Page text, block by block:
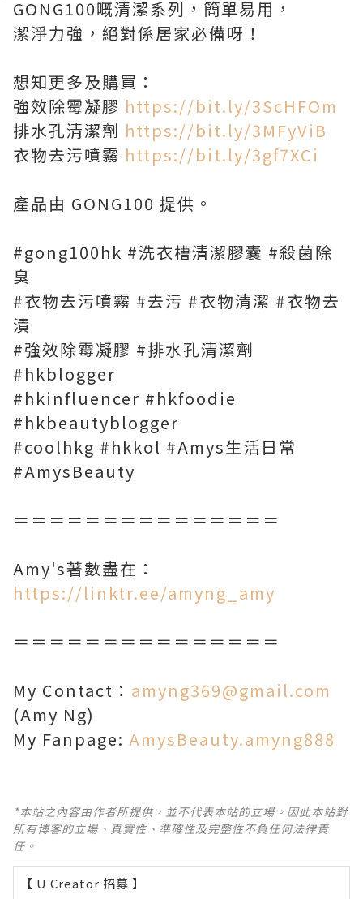
GONG100嘅清潔系列，簡單易用，
潔淨力強，絕對係居家必備呀！
想知更多及購買：
強效除霉凝膠 https://bit.ly/3ScHFOm
排水孔清潔劑 https://bit.ly/3MFyViB
衣物去污噴霧 https://bit.ly/3gf7XCi
產品由 GONG100 提供。
#gong100hk #洗衣槽清潔膠囊 #殺菌除
臭
#衣物去污噴霧 #去污 #衣物清潔 #衣物去
漬
#強效除霉凝膠 #排水孔清潔劑
#hkblogger
#hkinfluencer #hkfoodie
#hkbeautyblogger
#coolhkg #hkkol #Amys生活日常
#AmysBeauty
＝＝＝＝＝＝＝＝＝＝＝＝＝＝＝
Amy's著數盡在：
https://linktr.ee/amyng_amy
＝＝＝＝＝＝＝＝＝＝＝＝＝＝＝
My Contact： amyng369@gmail.com
(Amy Ng)
My Fanpage: AmysBeauty.amyng888
*本站之內容由作者所提供，並不代表本站的立場。因此本站對
所有博客的立場、真實性、準確性及完整性不負任何法律責
任。
【 U Creator 招募 】